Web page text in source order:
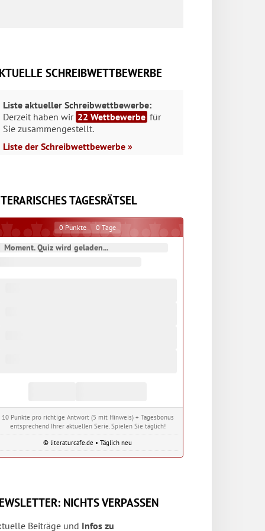
SCHREIBWETTBEWERBE
Liste aktueller Schreibwettbewerbe:
Derzeit haben wir 22 Wettbewerbe für
Sie zusammengestellt.
Liste der Schreibwettbewerbe »
TAGESRÄTSEL
0 Punkte 0 Tage
Moment. Quiz wird geladen...
10 Punkte pro richtige Antwort (5 mit Hinweis) + Tagesbonus
entsprechend Ihrer aktuellen Serie. Spielen Sie täglich!
© literaturcafe.de • Täglich neu
NICHTS VERPASSEN
Beiträge und Infos zu